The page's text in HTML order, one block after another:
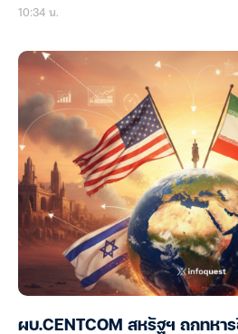
10:34 น.
ผบ.CENTCOM สหรัฐฯ ถกทหา